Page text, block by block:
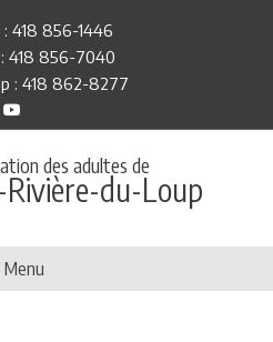
418 856-1446
418 856-7040
: 418 862-8277
Y
o
e
des adultes de
du-Loup
Menu